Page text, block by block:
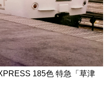
185色 特急「草津